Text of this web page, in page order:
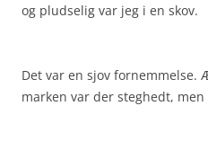
og pludselig var jeg i en skov.
Det var en sjov fornemmelse.
marken var der steghedt,